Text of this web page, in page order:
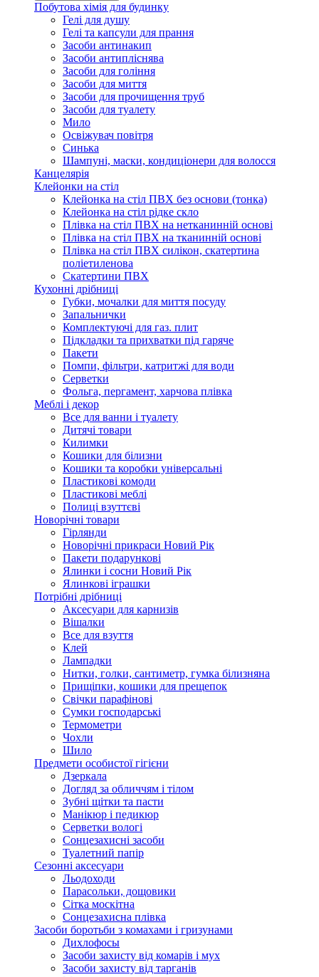
Побутова хімія для будинку
Гелі для душу
Гелі та капсули для прання
Засоби антинакип
Засоби антипліснява
Засоби для гоління
Засоби для миття
Засоби для прочищення труб
Засоби для туалету
Мило
Освіжувач повітря
Синька
Шампуні, маски, кондиціонери для волосся
Канцелярія
Клейонки на стіл
Клейонка на стіл ПВХ без основи (тонка)
Клейонка на стіл рідке скло
Плівка на стіл ПВХ на нетканинній основі
Плівка на стіл ПВХ на тканинній основі
Плівка на стіл ПВХ силікон, скатертина
поліетиленова
Скатертини ПВХ
Кухонні дрібниці
Губки, мочалки для миття посуду
Запальнички
Комплектуючі для газ. плит
Підкладки та прихватки під гаряче
Пакети
Помпи, фільтри, катритжі для води
Серветки
Фольга, пергамент, харчова плівка
Меблі і декор
Все для ванни і туалету
Дитячі товари
Килимки
Кошики для білизни
Кошики та коробки універсальні
Пластикові комоди
Пластикові меблі
Полиці взуттєві
Новорічні товари
Гірлянди
Новорічні прикраси Новий Рік
Пакети подарункові
Ялинки і сосни Новий Рік
Ялинкові іграшки
Потрібні дрібниці
Аксесуари для карнизів
Вішалки
Все для взуття
Клей
Лампадки
Нитки, голки, сантиметр, гумка білизняна
Прищіпки, кошики для прещепок
Свічки парафінові
Сумки господарські
Термометри
Чохли
Шило
Предмети особистої гігієни
Дзеркала
Догляд за обличчям і тілом
Зубні щітки та пасти
Манікюр і педикюр
Серветки вологі
Сонцезахисні засоби
Туалетний папір
Сезонні аксесуари
Льодоходи
Парасольки, дощовики
Сітка москітна
Сонцезахисна плівка
Засоби боротьби з комахами і гризунами
Дихлофосы
Засоби захисту від комарів і мух
Засоби захисту від тарганів